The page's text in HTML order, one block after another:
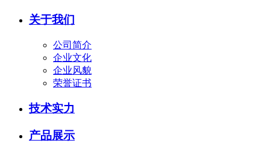
关于我们
公司简介
企业文化
企业风貌
荣誉证书
技术实力
产品展示